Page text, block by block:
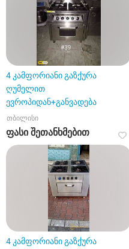
4 კამფორიანი გაზქურა
ღუმელით
ევროპიდან+განვადება
თბილისი
ფასი შეთანხმებით
4 კამფორიანი გაზქურა